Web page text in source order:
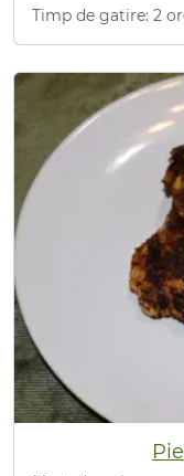
Timp de gatire: 2